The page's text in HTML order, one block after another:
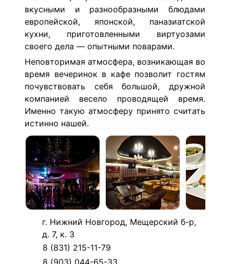
вкусными и разнообразными блюдами
европейской, японской, паназиатской
кухни, приготовленными виртуозами
своего дела — опытными поварами.
Неповторимая атмосфера, возникающая во
время вечеринок в кафе позволит гостям
почувствовать себя большой, дружной
компанией весело проводящей время.
Именно такую атмосферу принято считать
истинно нашей.
г. Нижний Новгород, Мещерский б-р,
д. 7, к. 3
8 (831) 215-11-79
8 (903) 044-65-33